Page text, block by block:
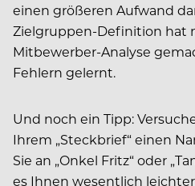
einen größeren Aufwand
Zielgruppen-Definition hat
Mitbewerber-Analyse
Fehlern gelernt.
Und noch ein Tipp:
Ihrem „Steckbrief“ einen
Sie an „Onkel Fritz“ oder
es Ihnen wesentlich